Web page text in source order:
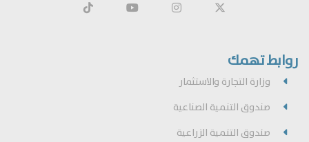
روابط تهمك
وزارة التجارة والاستثمار
صندوق التنمية الصناعية
صندوق التنمية الزراعية